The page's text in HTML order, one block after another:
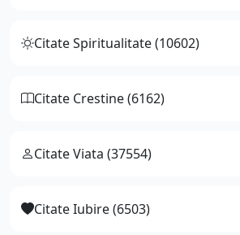
Citate Spiritualitate (10602)
Citate Crestine (6162)
Citate Viata (37554)
Citate Iubire (6503)